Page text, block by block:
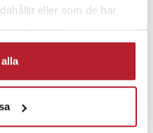
eller som de har